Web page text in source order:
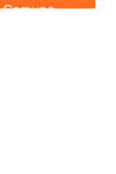
Comune